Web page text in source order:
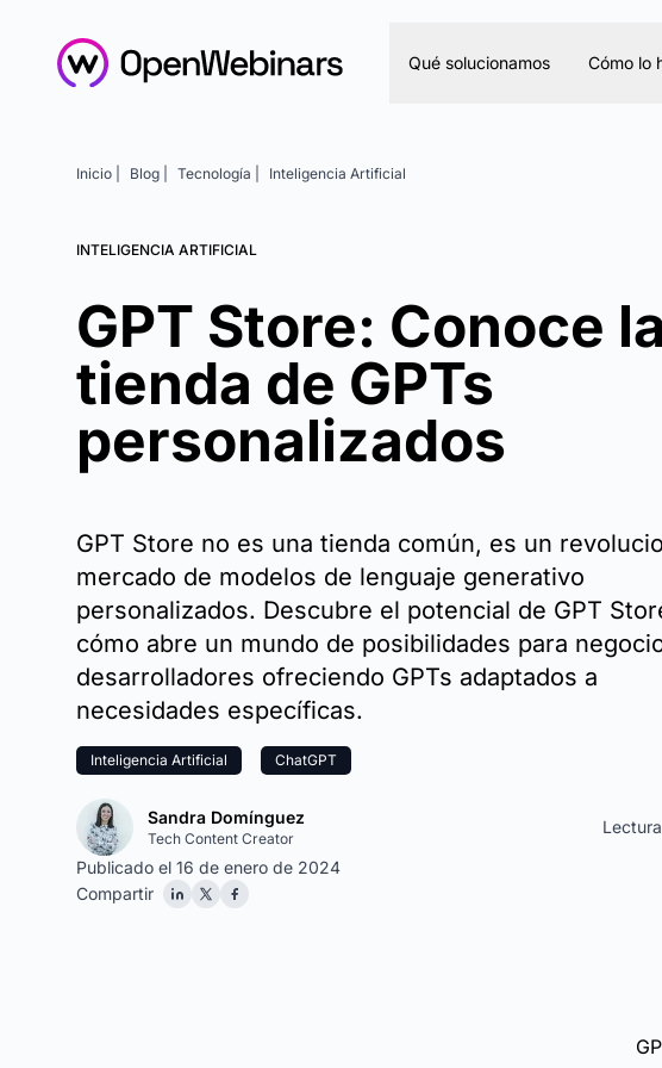
Qué solucionamos Cómo lo
Inicio | Blog | Tecnología | Inteligencia Artificial
INTELIGENCIA ARTIFICIAL
GPT Store: Conoce la
tienda de GPTs
personalizados
GPT Store no es una tienda común, es un
mercado de modelos de lenguaje generativo
personalizados. Descubre el potencial de GPT
cómo abre un mundo de posibilidades para
desarrolladores ofreciendo GPTs adaptados a
necesidades específicas.
Inteligencia Artificial ChatGPT
Sandra Domínguez
Tech Content Creator
Publicado el 16 de enero de 2024
Compartir